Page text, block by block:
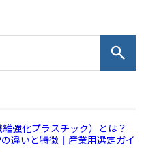
維強化プラスチック）とは？
違いと特徴｜産業用選定ガイ